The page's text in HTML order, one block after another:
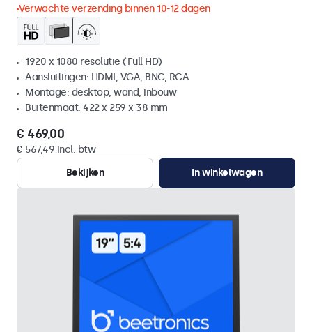
Verwachte verzending binnen 10-12 dagen
1920 x 1080 resolutie (Full HD)
Aansluitingen: HDMI, VGA, BNC, RCA
Montage: desktop, wand, inbouw
Buitenmaat: 422 x 259 x 38 mm
€ 469,00
€ 567,49 incl. btw
Bekijken
In winkelwagen